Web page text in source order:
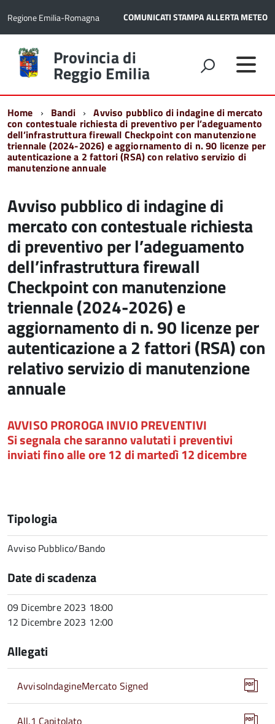
Regione Emilia-Romagna COMUNICATI STAMPAALLERTA METEO
Torna
alla
home
Provincia di
Reggio Emilia
Home Bandi Avviso pubblico di indagine di mercato
con contestuale richiesta di preventivo per l’adeguamento
dell’infrastruttura firewall Checkpoint con manutenzione
triennale (2024-2026) e aggiornamento di n. 90 licenze per
autenticazione a 2 fattori (RSA) con relativo servizio di
manutenzione annuale
Avviso pubblico di indagine di
mercato con contestuale richiesta
di preventivo per l’adeguamento
dell’infrastruttura firewall
Checkpoint con manutenzione
triennale (2024-2026) e
aggiornamento di n. 90 licenze per
autenticazione a 2 fattori (RSA) con
relativo servizio di manutenzione
annuale
AVVISO PROROGA INVIO PREVENTIVI
Si segnala che saranno valutati i preventivi
inviati fino alle ore 12 di martedì 12 dicembre
Tipologia
Avviso Pubblico/Bando
Date di scadenza
09 Dicembre 2023 18:00
12 Dicembre 2023 12:00
Allegati
AvvisoIndagineMercato Signed
All.1 Capitolato